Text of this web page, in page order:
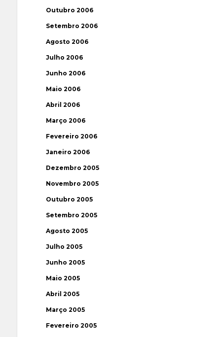
Outubro 2006
Setembro 2006
Agosto 2006
Julho 2006
Junho 2006
Maio 2006
Abril 2006
Março 2006
Fevereiro 2006
Janeiro 2006
Dezembro 2005
Novembro 2005
Outubro 2005
Setembro 2005
Agosto 2005
Julho 2005
Junho 2005
Maio 2005
Abril 2005
Março 2005
Fevereiro 2005